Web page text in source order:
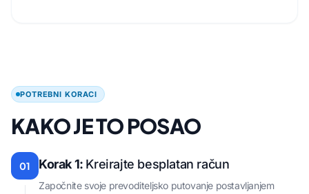
POTREBNI KORACI
KAKO JE TO POSAO
01 Korak 1: Kreirajte besplatan račun
Započnite svoje prevoditeljsko putovanje postavljanjem